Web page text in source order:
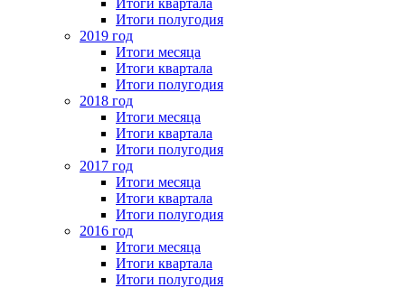
Итоги квартала
Итоги полугодия
2019 год
Итоги месяца
Итоги квартала
Итоги полугодия
2018 год
Итоги месяца
Итоги квартала
Итоги полугодия
2017 год
Итоги месяца
Итоги квартала
Итоги полугодия
2016 год
Итоги месяца
Итоги квартала
Итоги полугодия